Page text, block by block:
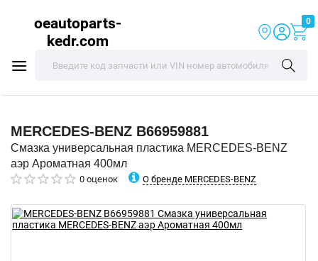
oeautoparts-
kedr.com
0
MERCEDES-BENZ B66959881
Смазка универсальная пластика MERCEDES-BENZ
аэр Ароматная 400мл
0 оценок О бренде MERCEDES-BENZ